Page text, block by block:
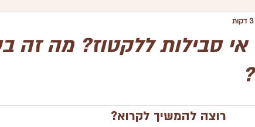
תינוקות
סבילות ללקטוז? מה זה
רוצה להמשיך לקרוא?